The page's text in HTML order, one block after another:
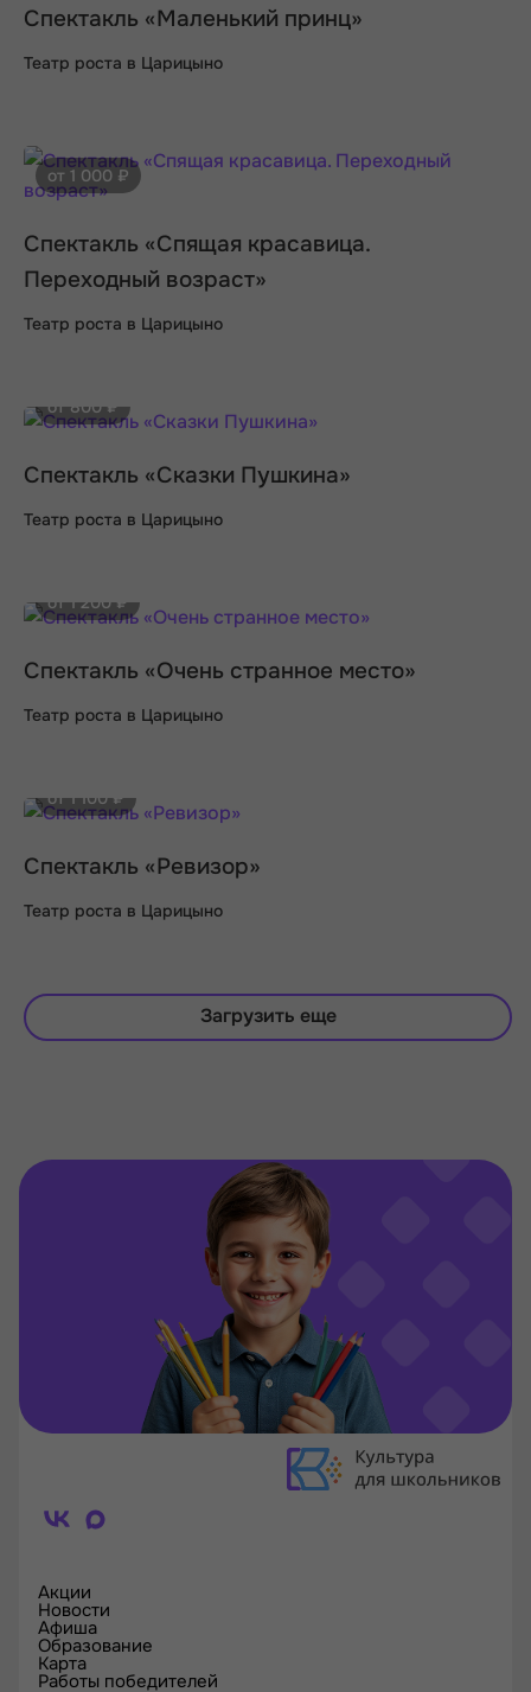
Спектакль «Маленький принц»
Театр роста в Царицыно
от 1 000 ₽
Спектакль «Спящая красавица.
Переходный возраст»
Театр роста в Царицыно
от 800 ₽
Спектакль «Сказки Пушкина»
Театр роста в Царицыно
от 1 200 ₽
Спектакль «Очень странное место»
Театр роста в Царицыно
от 1 100 ₽
Спектакль «Ревизор»
Театр роста в Царицыно
Загрузить еще
Акции
Новости
Афиша
Образование
Карта
Работы победителей